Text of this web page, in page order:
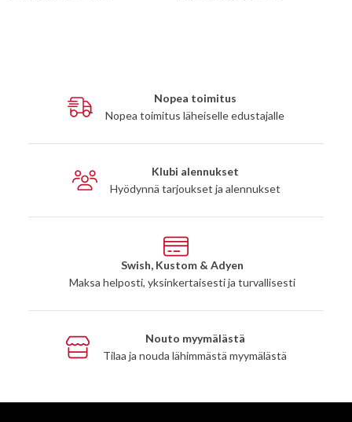
Nopea toimitus
Nopea toimitus läheiselle edustajalle
Klubi alennukset
Hyödynnä tarjoukset ja alennukset
Swish, Kustom & Adyen
Maksa helposti, yksinkertaisesti ja turvallisesti
Nouto myymälästä
Tilaa ja nouda lähimmästä myymälästä